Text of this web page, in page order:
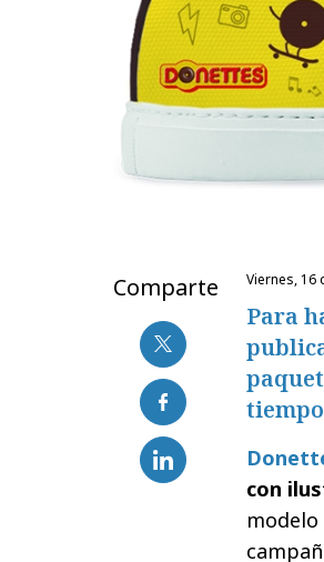
Comparte viernes,
Para
con